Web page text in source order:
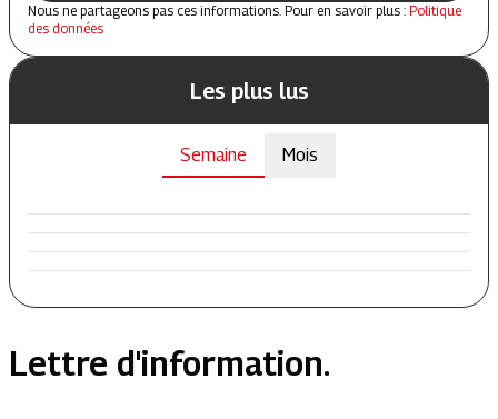
Nous ne partageons pas ces informations. Pour en savoir plus : Politique
des données
Les plus lus
Semaine Mois
Lettre d'information.